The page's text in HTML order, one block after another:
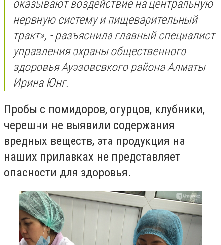
оказывают воздействие на центральную
нервную систему и пищеварительный
тракт», - разъяснила главный специалист
управления охраны общественного
здоровья Ауэзовсвкого района Алматы
Ирина Юнг.
Пробы с помидоров, огурцов, клубники,
черешни не выявили содержания
вредных веществ, эта продукция на
наших прилавках не представляет
опасности для здоровья.